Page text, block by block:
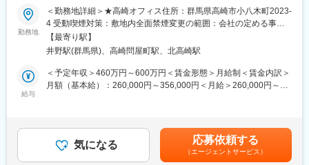
と比較しても倍となっております。また、建物には必ずと言って
いいほど消防設備が必要であり、導入後は点検も年に2回法律で実
施しなければいけないため需要も安定しております。
■当社の働き方について：
・実際の時間外労働：
┗繁忙期：月15～20時間
・有休：入社して半年が経過した後、10日間の有休を付与しま
す。また年間で8日間、推奨日を設定しており、有休を取得しやす
い環境整備も行っております。
・開催日：8月中。候補者様に合わせて開催いたします。希望日を
お知らせください。
・実施内容：面接、ガイダンス（計1時間想定）
※書類選考の後に、選考会のご案内を致します。
～業界未経験歓迎！コンサルティング業務に興味をお持ちの方へ
／群馬高崎で都市案件に携われる！（Uターン・Iターン歓迎！）
／東証上場企業ＩＺＵＭＩグループの中核事業を担う／高まる省
■当社について：
省エネ性能評価と避難安全検証を専門とする建築コンサルティン
グ企業です。全国の設計事務所・ゼネコンと直接協働し、建物の
勤務地
＜勤務地詳細＞★高崎オフィス住所：群馬県高崎市小八木町2023-
4 受動喫煙対策：敷地内全面禁煙変更の範囲：会社の定める事業
所【最寄り駅】
井野駅(群馬県)、高崎問屋町駅、北高崎駅
給与
＜予定年収＞460万円～600万円＜賃金形態＞月給制＜賃金内訳＞
月額（基本給）：260,000円～356,000円＜月給＞260,000円～
ます。■賞与実績：年2回 ■人事評価制度：年2回賃金はあくまでも
目安の金額であり、選考を通じて上下する可能性があります。月
給(月額)は固定手当を含めた表記です。
気になる 応募依頼する
（エージェントサービス）